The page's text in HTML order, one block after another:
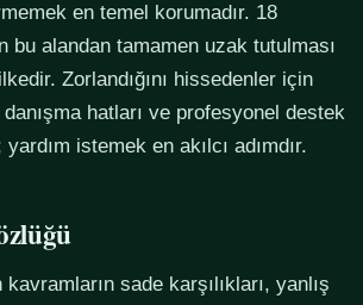
en temel korumadır. 18
bu alandan tamamen uzak tutulması
Zorlandığını hissedenler için
hatları ve profesyonel destek
istemek en akılcı adımdır.
sade karşılıkları, yanlış